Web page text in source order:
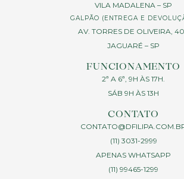
VILA MADALENA – SP
GALPÃO (ENTREGA E
AV. TORRES DE OLIVEIRA,
JAGUARÉ – SP
FUNCIONAMENTO
2ª A 6ª, 9H ÀS 17H.
SÁB 9H ÀS 13H
CONTATO
(11) 3031-2999
APENAS WHATSAPP
(11) 99465-1299